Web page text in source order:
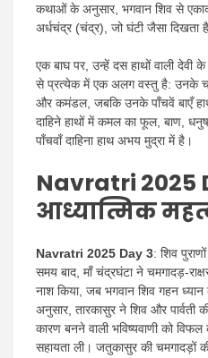
कथाओं के अनुसार, भगवान शिव से
अर्धचंद्र (चंद्र), जो घंटी जैसा दिखता
एक बाघ पर, उन्हें दस हाथों वाली देवी
से प्रत्येक में एक अलग वस्तु है: उनके
और कमंडल, जबकि उनके पाँचवें बाएँ
दाहिने हाथों में कमल का फूल, बाण,
पाँचवाँ दाहिना हाथ अभय मुद्रा में है।
Navratri 2025
आध्यात्मिक
Navratri 2025 Day 3: शिव
समय बाद, माँ चंद्रघंटा ने चमगादड़-
नाश किया, जब भगवान शिव गहन
अनुसार, तारकासुर ने शिव और
कारण बनने वाली भविष्यवाणी को
सहायता ली। जतुकासुर की चमगादड़ों